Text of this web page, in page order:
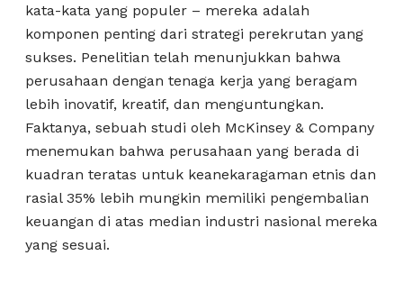
kata-kata yang populer – mereka adalah
komponen penting dari strategi perekrutan yang
sukses. Penelitian telah menunjukkan bahwa
perusahaan dengan tenaga kerja yang beragam
lebih inovatif, kreatif, dan menguntungkan.
Faktanya, sebuah studi oleh McKinsey & Company
menemukan bahwa perusahaan yang berada di
kuadran teratas untuk keanekaragaman etnis dan
rasial 35% lebih mungkin memiliki pengembalian
keuangan di atas median industri nasional mereka
yang sesuai.